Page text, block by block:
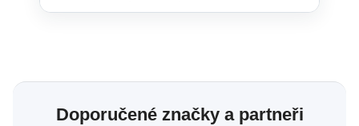
Doporučené značky a partneři